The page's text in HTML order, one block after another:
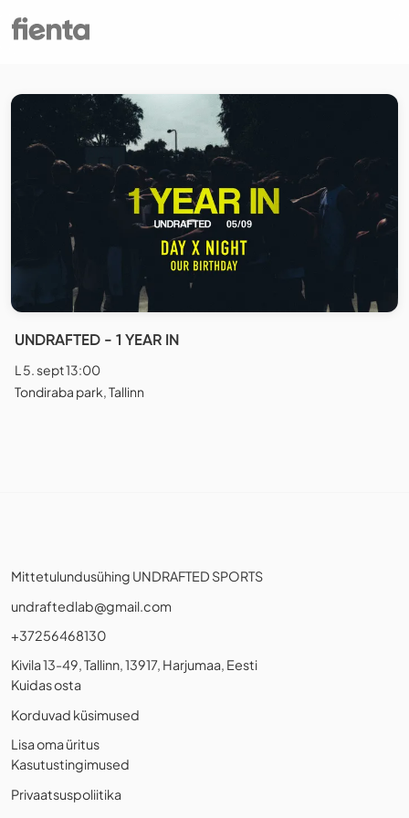
UNDRAFTED - 1 YEAR IN
L 5. sept 13:00
Tondiraba park, Tallinn
Mittetulundusühing UNDRAFTED SPORTS
undraftedlab@gmail.com
+37256468130
Kivila 13-49, Tallinn, 13917, Harjumaa, Eesti
Kuidas osta
Korduvad küsimused
Lisa oma üritus
Kasutustingimused
Privaatsuspoliitika